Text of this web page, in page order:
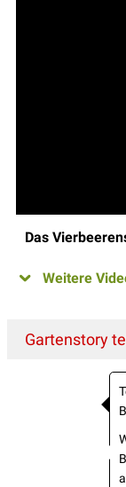
Das
Weitere
Gartenstory